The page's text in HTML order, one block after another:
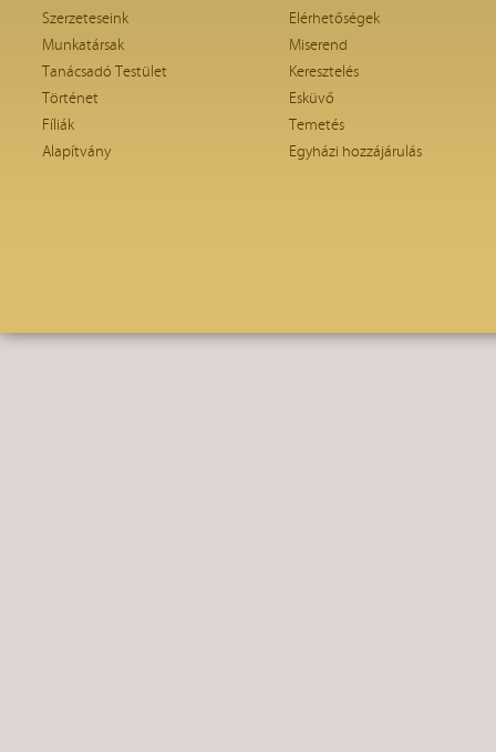
Szerzeteseink
Munkatársak
Tanácsadó Testület
Történet
Fíliák
Alapítvány
Elérhetőségek
Miserend
Keresztelés
Esküvő
Temetés
Egyházi hozzájárulás